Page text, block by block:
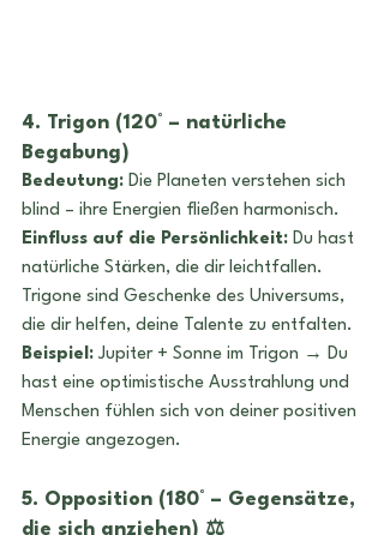
4. Trigon (120° – natürliche
Begabung)
Bedeutung: Die Planeten verstehen sich
blind – ihre Energien fließen harmonisch.
Einfluss auf die Persönlichkeit: Du hast
natürliche Stärken, die dir leichtfallen.
Trigone sind Geschenke des Universums,
die dir helfen, deine Talente zu entfalten.
Beispiel: Jupiter + Sonne im Trigon → Du
hast eine optimistische Ausstrahlung und
Menschen fühlen sich von deiner positiven
Energie angezogen.
5. Opposition (180° – Gegensätze,
die sich anziehen) ⚖️